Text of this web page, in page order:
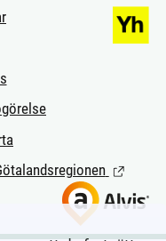
(Länk till